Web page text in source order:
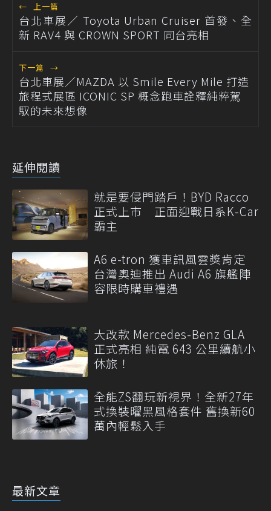
← 上一篇
台北車展／ Toyota Urban Cruiser 首發、全
新 RAV4 與 CROWN SPORT 同台亮相
下一篇 →
台北車展／MAZDA 以 Smile Every Mile 打造
旅程式展區 ICONIC SP 概念跑車詮釋純粹駕
馭的未來想像
延伸閱讀
就是要侵門踏戶！BYD Racco
正式上市 正面迎戰日系K-Car
霸主
A6 e-tron 獲車訊風雲獎肯定
台灣奧迪推出 Audi A6 旗艦陣
容限時購車禮遇
大改款 Mercedes-Benz GLA
正式亮相 純電 643 公里續航小
休旅！
全能ZS翻玩新視界！全新27年
式換裝曜黑風格套件 舊換新60
萬內輕鬆入手
最新文章